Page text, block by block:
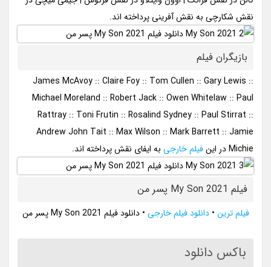
نقش شکارچی به نقش آفرینی پرداخته اند.
بازیگران فیلم
James McAvoy :: Claire Foy :: Tom Cullen :: Gary Lewis ::
Michael Moreland :: Robert Jack :: Owen Whitelaw :: Paul
Rattray :: Toni Frutin :: Rosalind Sydney :: Paul Stirrat ::
Andrew John Tait :: Max Wilson :: Mark Barrett :: Jamie
Michie در این
فیلم خارجی به ایفای نقش پرداخته اند.
فیلم My Son 2021 پسر من
فیلم ترین •دانلود فیلم خارجی •دانلود فیلم My Son 2021 پسر من
باکس دانلود